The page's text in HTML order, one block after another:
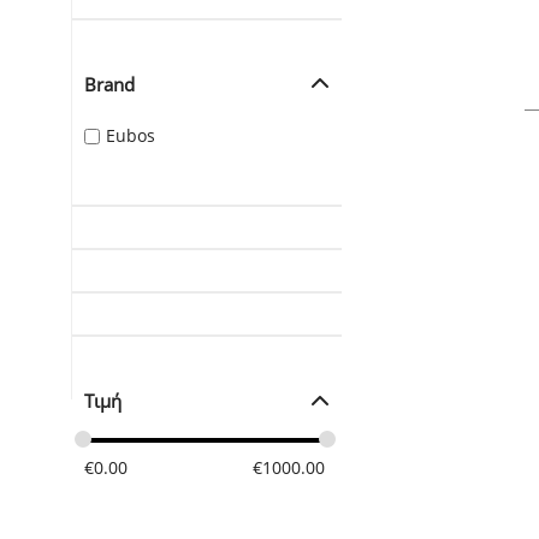
Brand
Eubos
Τιμή
€0.00 €1000.00